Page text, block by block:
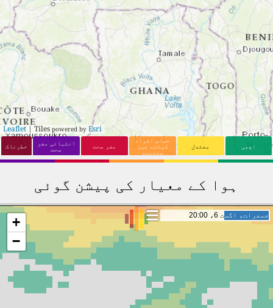
Leaflet| Tilespowered by Esri
اچھی معتدل
حساس افراد
کیلئے غیر
صحتمند
مضر صحت انتہائی مضر
صحت خطرناک
ہوا کے معیار کی پیشن گوئی
جمعہ، اگست 7، 14:00
جمعہ، اگست 7، 14:00
+
−